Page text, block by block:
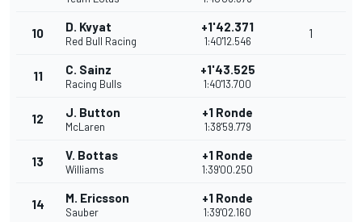
10 D. Kvyat
Red Bull Racing
+1'42.371
1:40'12.546
1
11 C. Sainz
Racing Bulls
+1'43.525
1:40'13.700
12 J. Button
McLaren
+1 Ronde
1:38'59.779
13 V. Bottas
Williams
+1 Ronde
1:39'00.250
14 M. Ericsson
Sauber
+1 Ronde
1:39'02.160